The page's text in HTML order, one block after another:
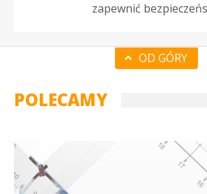
zapewnić
OD GÓRY
POLECAMY